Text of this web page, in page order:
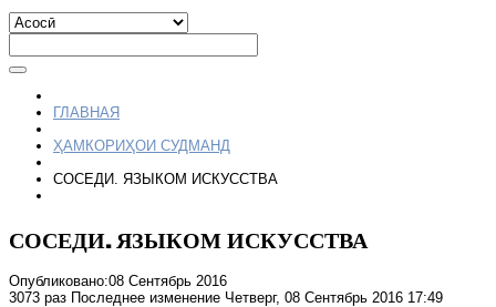
ГЛАВНАЯ
ҲАМКОРИҲОИ СУДМАНД
СОСЕДИ. ЯЗЫКОМ ИСКУССТВА
СОСЕДИ. ЯЗЫКОМ ИСКУССТВА
Опубликовано:08 Сентябрь 2016
3073 раз Последнее изменение Четверг, 08 Сентябрь 2016 17:49